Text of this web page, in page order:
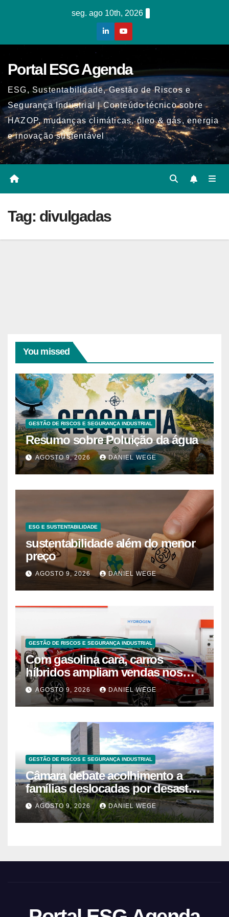
seg. ago 10th, 2026
Portal ESG Agenda
ESG, Sustentabilidade, Gestão de Riscos e
Segurança Industrial | Conteúdo técnico sobre
HAZOP, mudanças climáticas, óleo & gás, energia
e inovação sustentável
Tag: divulgadas
You missed
GESTÃO DE RISCOS E SEGURANÇA INDUSTRIAL
Resumo sobre Poluição da água
AGOSTO 9, 2026 DANIEL WEGE
ESG E SUSTENTABILIDADE
sustentabilidade além do menor
preço
AGOSTO 9, 2026 DANIEL WEGE
GESTÃO DE RISCOS E SEGURANÇA INDUSTRIAL
Com gasolina cara, carros
híbridos ampliam vendas nos
EUA – 09/08/2026 – Economia
AGOSTO 9, 2026 DANIEL WEGE
GESTÃO DE RISCOS E SEGURANÇA INDUSTRIAL
Câmara debate acolhimento a
famílias deslocadas por desastre
climático
AGOSTO 9, 2026 DANIEL WEGE